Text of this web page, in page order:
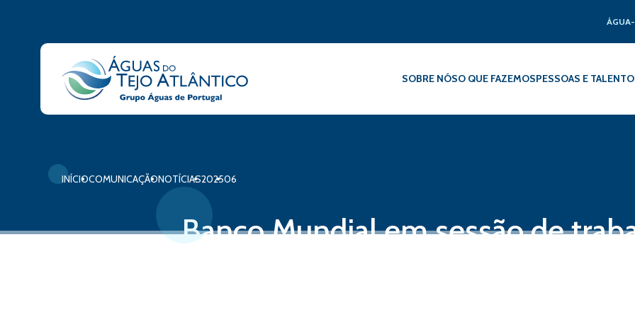
ÁGUA-
SOBRE NÓSO QUE FAZEMOSPESSOAS E TALENTO
INÍCIOCOMUNICAÇÃONOTÍCIAS202506
Banco Mundial em sessão de